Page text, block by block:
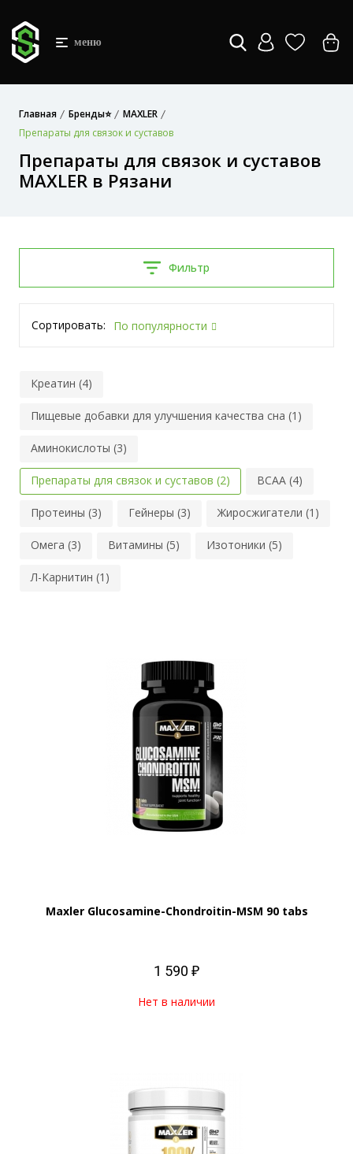
меню
Главная Бренды⭐
MAXLER
Препараты для связок и суставов
Препараты для связок и суставов
MAXLER в Рязани
Фильтр
Сортировать: По популярности
Креатин (4)
Пищевые добавки для улучшения качества сна (1)
Аминокислоты (3)
Препараты для связок и суставов (2) BCAA (4)
Протеины (3) Гейнеры (3) Жиросжигатели (1)
Омега (3) Витамины (5) Изотоники (5)
Л-Карнитин (1)
Maxler Glucosamine-Chondroitin-MSM 90 tabs
1 590 ₽
Нет в наличии